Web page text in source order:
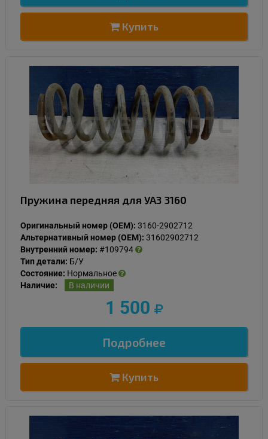
Купить
Пружина передняя для УАЗ 3160
Оригинальный номер (OEM): 3160-2902712
Альтернативный номер (OEM): 31602902712
Внутренний номер: #109794
Тип детали: Б/У
Состояние: Нормальное
Наличие:
В наличии
1 500
Подробнее
Купить